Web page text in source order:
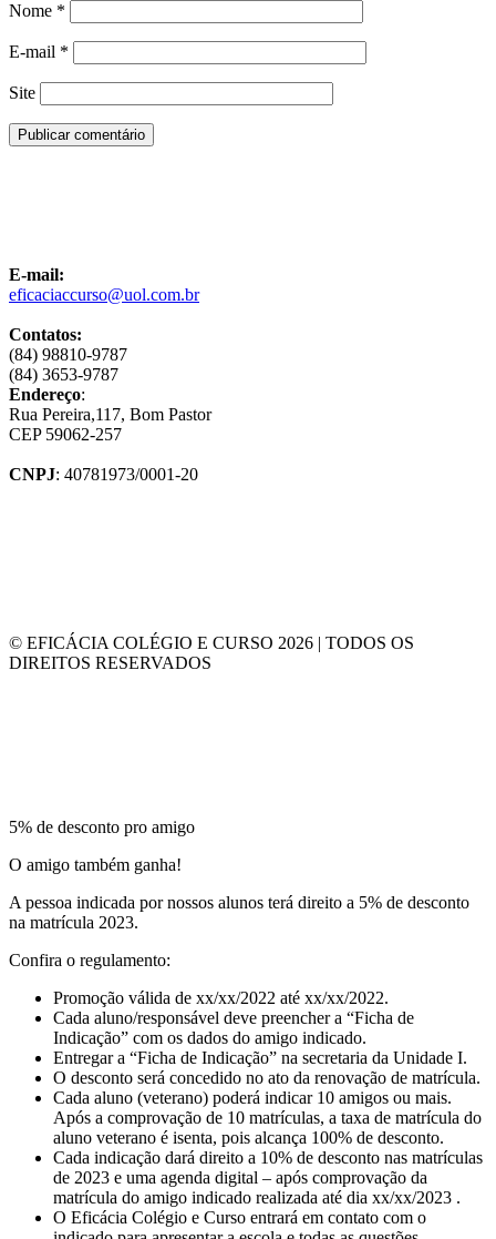
Nome *
E-mail *
Site
E-mail:
eficaciaccurso@uol.com.br
Contatos:
(84) 98810-9787
(84) 3653-9787
Endereço:
Rua Pereira,117, Bom Pastor
CEP 59062-257
CNPJ: 40781973/0001-20
© EFICÁCIA COLÉGIO E CURSO 2026 | TODOS OS
DIREITOS RESERVADOS
5% de desconto pro amigo
O amigo também ganha!
A pessoa indicada por nossos alunos terá direito a 5% de desconto
na matrícula 2023.
Confira o regulamento:
Promoção válida de xx/xx/2022 até xx/xx/2022.
Cada aluno/responsável deve preencher a “Ficha de
Indicação” com os dados do amigo indicado.
Entregar a “Ficha de Indicação” na secretaria da Unidade I.
O desconto será concedido no ato da renovação de matrícula.
Cada aluno (veterano) poderá indicar 10 amigos ou mais.
Após a comprovação de 10 matrículas, a taxa de matrícula do
aluno veterano é isenta, pois alcança 100% de desconto.
Cada indicação dará direito a 10% de desconto nas matrículas
de 2023 e uma agenda digital – após comprovação da
matrícula do amigo indicado realizada até dia xx/xx/2023 .
O Eficácia Colégio e Curso entrará em contato com o